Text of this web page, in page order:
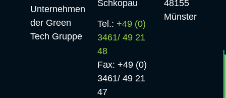
Unternehmen
der Green
Tech Gruppe
Schkopau
Tel.: +49 (0)
3461/ 49 21
48
Fax: +49 (0)
3461/ 49 21
47
48155
Münster